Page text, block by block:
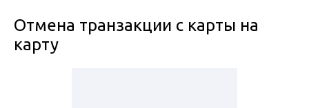
Отмена транзакции с карты на
карту